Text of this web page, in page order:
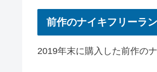
前作のナイキフリーラ
2019年末に購入した前作の